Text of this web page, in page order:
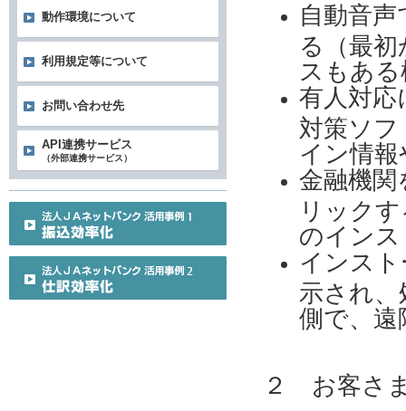
自動音
る（最
スもあ
有人対応
対策ソフ
イン情
金融機
リック
のイン
インス
示され
側で、遠
２ お客さ
動作環境について
利用規定等について
お問い合わせ先
API連携サービス
（外部連携サービス）